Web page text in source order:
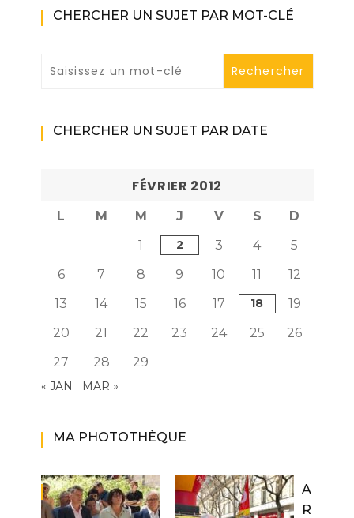
CHERCHER UN SUJET PAR MOT-CLÉ
CHERCHER UN SUJET PAR DATE
FÉVRIER 2012
L M M J V S
D
1
2 3 4
5
6
7 8 9 10 11
12
13
14 15 16 17 18
19
20
21 22 23 24 25
26
27
28 29
« JAN MAR »
MA PHOTOTHÈQUE
A
R